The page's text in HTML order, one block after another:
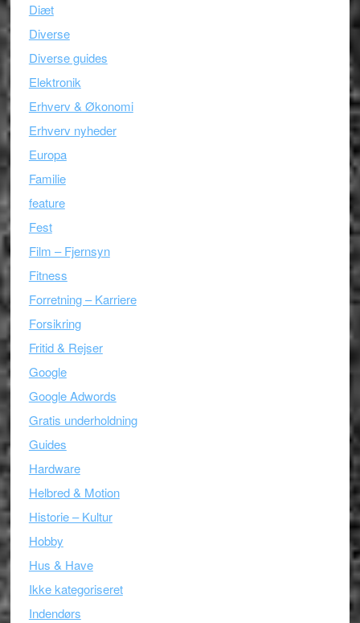
Diæt
Diverse
Diverse guides
Elektronik
Erhverv & Økonomi
Erhverv nyheder
Europa
Familie
feature
Fest
Film – Fjernsyn
Fitness
Forretning – Karriere
Forsikring
Fritid & Rejser
Google
Google Adwords
Gratis underholdning
Guides
Hardware
Helbred & Motion
Historie – Kultur
Hobby
Hus & Have
Ikke kategoriseret
Indendørs